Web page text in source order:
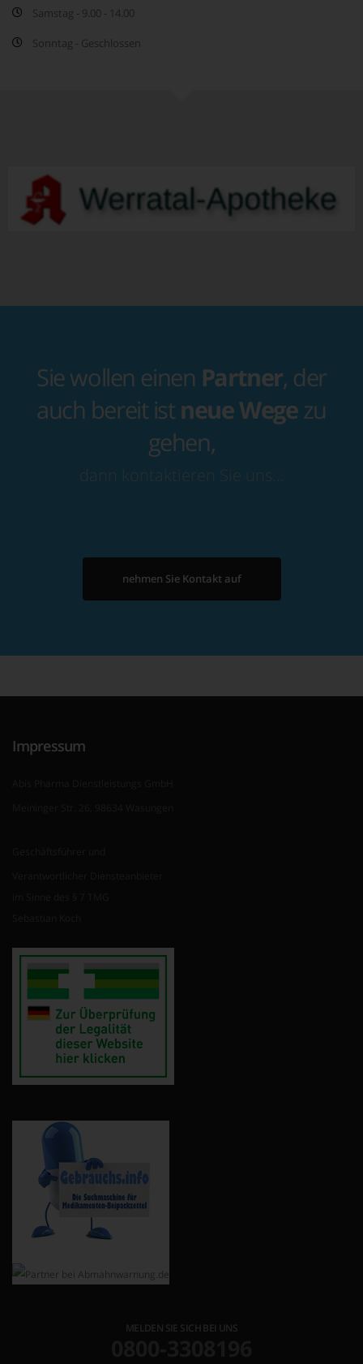
Samstag - 9.00 - 14.00
Sonntag - Geschlossen
Sie wollen einen Partner, der
auch bereit ist neue Wegezu
gehen,
dann kontaktieren Sie uns…
nehmen Sie Kontakt auf
Impressum
MELDEN SIE SICH BEI UNS